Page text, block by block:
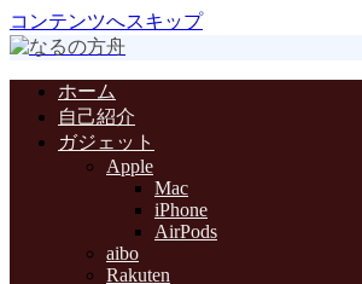
コンテンツへスキップ
ホーム
自己紹介
ガジェット
Apple
Mac
iPhone
AirPods
aibo
Rakuten